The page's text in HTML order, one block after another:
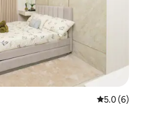
औसत रेटिंग 5
5.0 (6)